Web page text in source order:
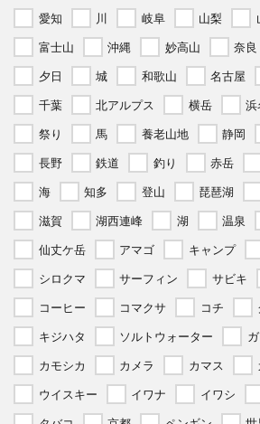
愛知
川 岐阜 山梨
富士山
沖縄 妙高山 奈良
夕日
城 和歌山 名古屋
千葉
北アルプス 横岳 浜
祭り
馬 養老山地 静岡
長野
鉄道 釣り 赤岳
海
知多 登山 琵琶湖
滋賀
湖西連峰 湖 温泉
仙丈ケ岳
アマゴ キャンプ
シロクマ
サーフィン サビキ
コーヒー
コマクサ コチ
キジハタ
ソルトウォーター
カモシカ
カメラ カマス
ウイスキー
イワナ イワシ